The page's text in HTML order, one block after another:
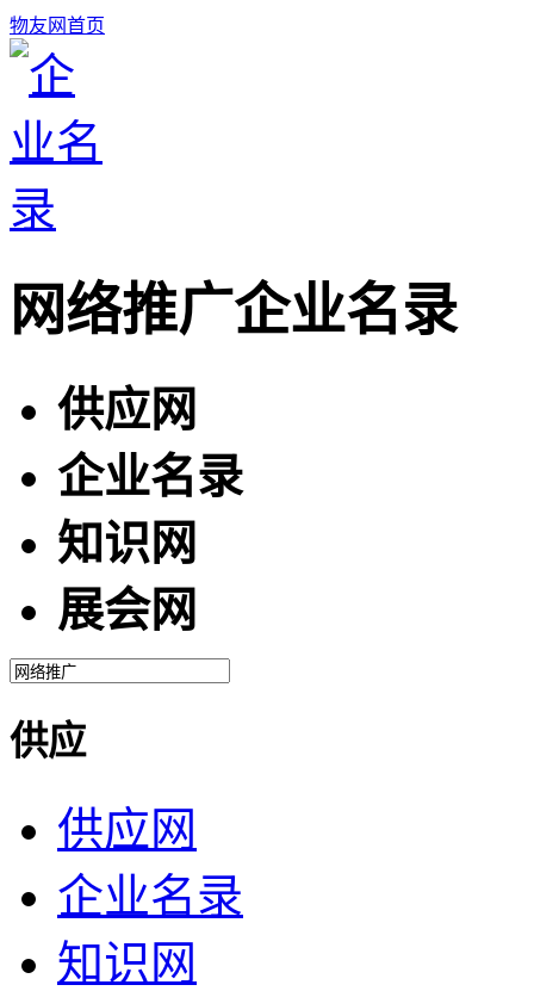
物友网首页
网络推广企业名录
供应网
企业名录
知识网
展会网
供应
供应网
企业名录
知识网